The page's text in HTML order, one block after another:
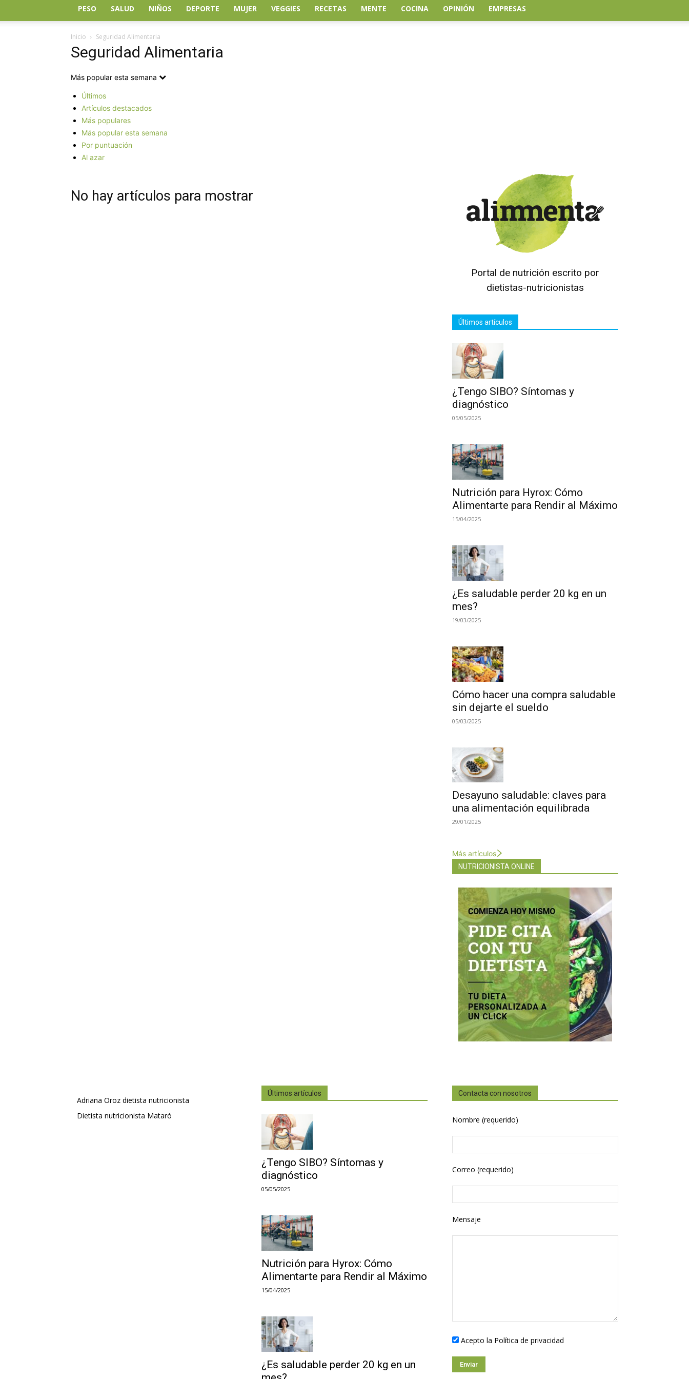
PESO SALUD NIÑOS DEPORTE MUJER VEGGIES RECETAS MENTE COCINA OPINIÓN EMPRESAS
Inicio Seguridad Alimentaria
Seguridad Alimentaria
Más popular esta semana
Últimos
Artículos destacados
Más populares
Más popular esta semana
Por puntuación
Al azar
No hay artículos para mostrar
Portal de nutrición escrito por
dietistas-nutricionistas
Últimos artículos
¿Tengo SIBO? Síntomas y
diagnóstico
05/05/2025
Nutrición para Hyrox: Cómo
Alimentarte para Rendir al Máximo
15/04/2025
¿Es saludable perder 20 kg en un
mes?
19/03/2025
Cómo hacer una compra saludable
sin dejarte el sueldo
05/03/2025
Desayuno saludable: claves para
una alimentación equilibrada
29/01/2025
Más artículos
NUTRICIONISTA ONLINE
Adriana Oroz dietista nutricionista
Dietista nutricionista Mataró
Últimos artículos
¿Tengo SIBO? Síntomas y
diagnóstico
05/05/2025
Nutrición para Hyrox: Cómo
Alimentarte para Rendir al Máximo
15/04/2025
¿Es saludable perder 20 kg en un
Contacta con nosotros
Nombre (requerido)
Correo (requerido)
Mensaje
Acepto la Política de privacidad